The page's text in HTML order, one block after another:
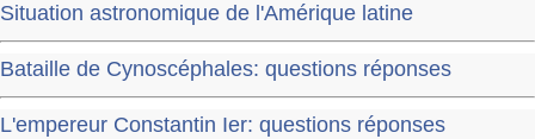
Situation astronomique de l'Amérique latine
Bataille de Cynoscéphales: questions réponses
L'empereur Constantin Ier: questions réponses